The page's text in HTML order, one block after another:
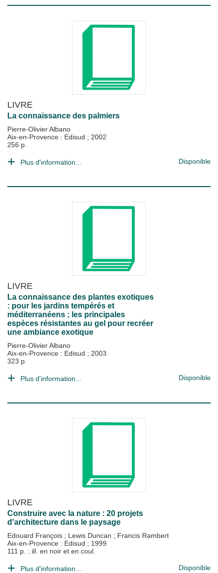
LIVRE
La connaissance des palmiers
Pierre-Olivier Albano
Aix-en-Provence : Edisud ; 2002
256 p.
Plus d'information... Disponible
LIVRE
La connaissance des plantes exotiques
: pour les jardins tempérés et
méditerranéens ; les principales
espèces résistantes au gel pour recréer
une ambiance exotique
Pierre-Olivier Albano
Aix-en-Provence : Edisud ; 2003
323 p.
Plus d'information... Disponible
LIVRE
Construire avec la nature : 20 projets
d'architecture dans le paysage
Edouard François ; Lewis Duncan ; Francis Rambert
Aix-en-Provence : Edisud ; 1999
111 p. : ill. en noir et en coul.
Plus d'information... Disponible